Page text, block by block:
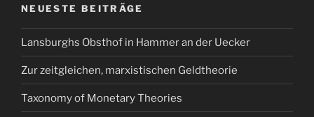
NEUESTE BEITRÄGE
Lansburghs Obsthof in Hammer an der Uecker
Zur zeitgleichen, marxistischen Geldtheorie
Taxonomy of Monetary Theories